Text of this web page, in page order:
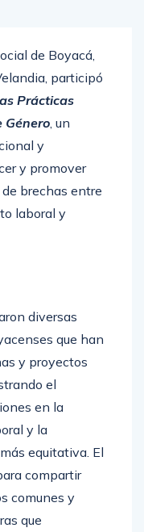
de Boyacá,
participó
Prácticas
Género , un
y
y promover
brechas entre
laboral y
diversas
que han
y proyectos
el
en la
y la
equitativa. El
compartir
comunes y
que